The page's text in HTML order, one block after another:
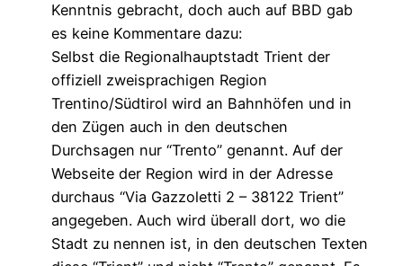
Kenntnis gebracht, doch auch auf BBD gab
es keine Kommentare dazu:
Selbst die Regionalhauptstadt Trient der
offiziell zweisprachigen Region
Trentino/Südtirol wird an Bahnhöfen und in
den Zügen auch in den deutschen
Durchsagen nur “Trento” genannt. Auf der
Webseite der Region wird in der Adresse
durchaus “Via Gazzoletti 2 – 38122 Trient”
angegeben. Auch wird überall dort, wo die
Stadt zu nennen ist, in den deutschen Texten